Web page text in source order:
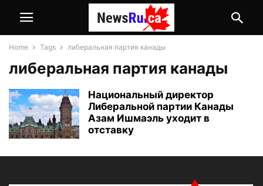
Home Tags либеральная партия канады
либеральная партия канады
Национальный директор
Либеральной партии Канады
Азам Ишмаэль уходит в
отставку